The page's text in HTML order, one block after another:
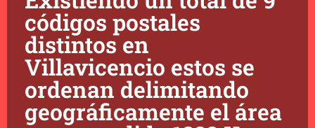
códigos postales
distintos en
Villavicencio estos se
ordenan delimitando
geográficamente el área